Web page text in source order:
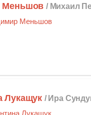
Меньшов / Михаил
Лукащук / Ира